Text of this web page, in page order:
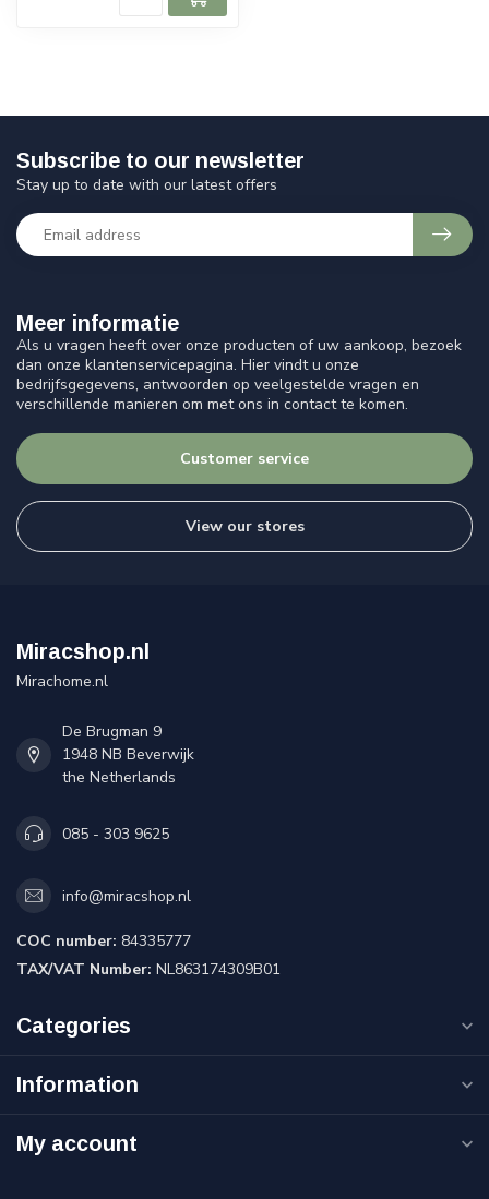
Meer informatie
Als u vragen heeft over onze producten of uw aankoop, bezoek
dan onze klantenservicepagina. Hier vindt u onze
bedrijfsgegevens, antwoorden op veelgestelde vragen en
verschillende manieren om met ons in contact te komen.
Customer service
View our stores
Subscribe to our newsletter
Stay up to date with our latest offers
Miracshop.nl
Mirachome.nl
De Brugman 9
1948 NB Beverwijk
the Netherlands
085 - 303 9625
info@miracshop.nl
COC number: 84335777
TAX/VAT Number: NL863174309B01
Categories
Information
My account